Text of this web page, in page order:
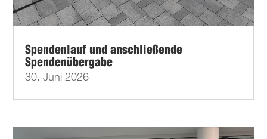
Spendenlauf und anschließende
Spendenübergabe
30. Juni 2026